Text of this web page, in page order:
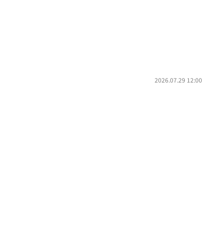
2026.07.29 12:00